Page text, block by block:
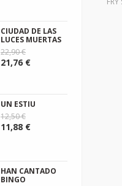
CIUDAD DE LAS
LUCES MUERTAS
22,90 €
21,76 €
UN ESTIU
12,50 €
11,88 €
HAN CANTADO
BINGO